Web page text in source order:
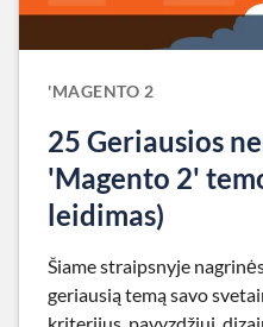
'MAGENTO 2
25 Geriausios
'Magento 2'
leidimas)
Šiame straipsnyje
geriausią temą savo